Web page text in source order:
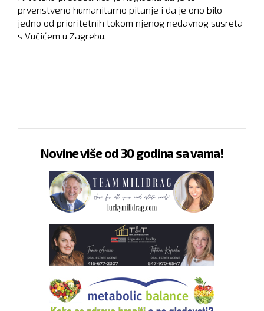
prvenstveno humanitarno pitanje i da je ono bilo
jedno od prioritetnih tokom njenog nedavnog susreta
s Vučićem u Zagrebu.
Novine više od 30 godina sa vama!